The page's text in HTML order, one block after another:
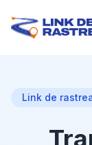
Link de